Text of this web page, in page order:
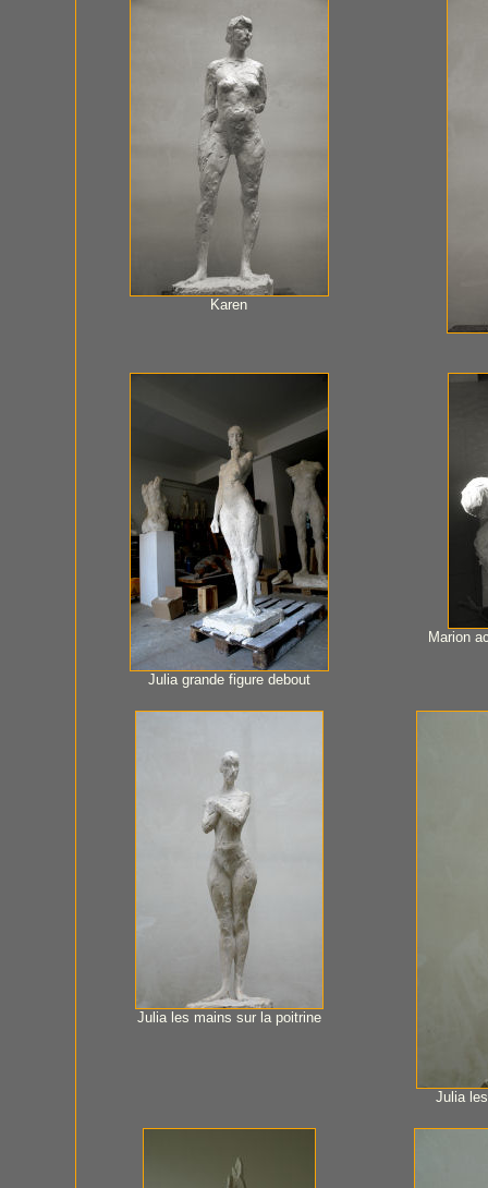
Karen
Julia grande figure debout
Marion
Julia les mains sur la poitrine
Julia